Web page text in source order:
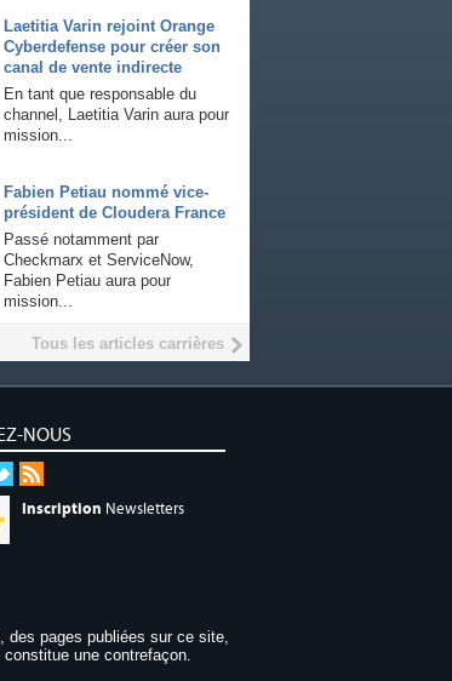
Laetitia Varin rejoint Orange
Cyberdefense pour créer son
canal de vente indirecte
En tant que responsable du
channel, Laetitia Varin aura pour
mission...
Fabien Petiau nommé vice-
président de Cloudera France
Passé notamment par
Checkmarx et ServiceNow,
Fabien Petiau aura pour
mission...
Tous les articles carrières
NOUS
Inscription Newsletters
des pages publiées sur ce site,
une contrefaçon.